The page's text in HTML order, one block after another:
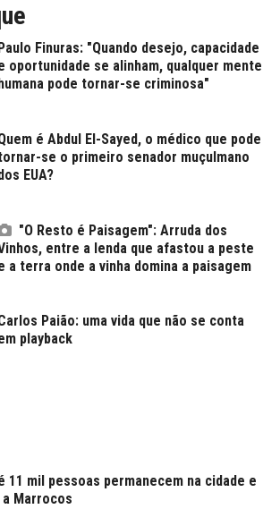
Finuras: "Quando desejo, capacidade
oportunidade se alinham, qualquer mente
pode tornar-se criminosa"
é Abdul El-Sayed, o médico que pode
se o primeiro senador muçulmano
EUA?
"O Resto é Paisagem": Arruda dos
entre a lenda que afastou a peste
a terra onde a vinha domina a paisagem
Paião: uma vida que não se conta
playback
11 mil pessoas permanecem na cidade e
Marrocos